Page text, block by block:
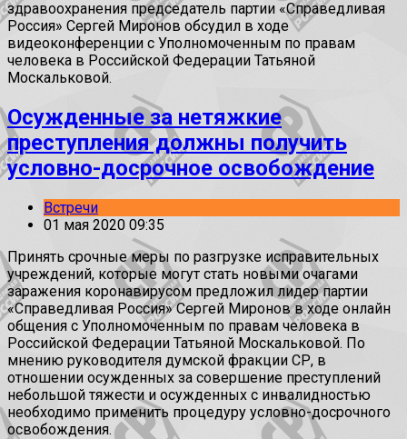
здравоохранения председатель партии «Справедливая
Россия» Сергей Миронов обсудил в ходе
видеоконференции с Уполномоченным по правам
человека в Российской Федерации Татьяной
Москальковой.
Осужденные за нетяжкие
преступления должны получить
условно-досрочное освобождение
Встречи
01 мая 2020 09:35
Принять срочные меры по разгрузке исправительных
учреждений, которые могут стать новыми очагами
заражения коронавирусом предложил лидер партии
«Справедливая Россия» Сергей Миронов в ходе онлайн
общения с Уполномоченным по правам человека в
Российской Федерации Татьяной Москальковой. По
мнению руководителя думской фракции СР, в
отношении осужденных за совершение преступлений
небольшой тяжести и осужденных с инвалидностью
необходимо применить процедуру условно-досрочного
освобождения.